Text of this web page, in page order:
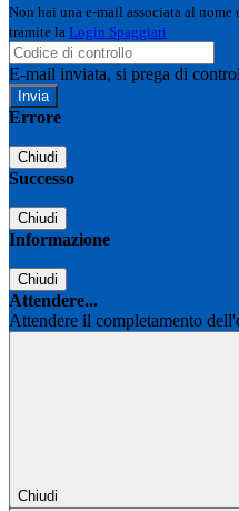
Non hai una e-mail associata al
tramite la Login Spaggiari
E-mail inviata, si prega di
Errore
Chiudi
Successo
Chiudi
Informazione
Chiudi
Attendere...
Attendere il completamento
Chiudi